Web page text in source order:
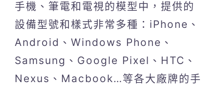
手機、筆電和電視的模型中，提供的
設備型號和樣式非常多種：iPhone、
Android、Windows Phone、
Samsung、Google Pixel、HTC、
Nexus、Macbook…等各大廠牌的手